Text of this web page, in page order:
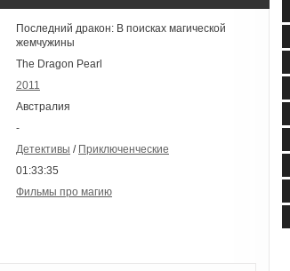
Последний дракон: В поисках магической
жемчужины
The Dragon Pearl
2011
Австралия
-
Детективы / Приключенческие
01:33:35
Фильмы про магию